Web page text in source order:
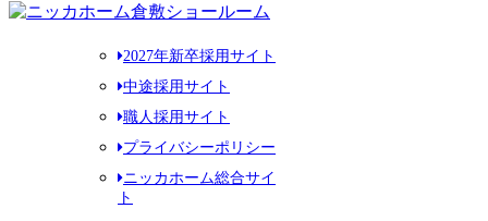
2027年新卒採用サイト
中途採用サイト
職人採用サイト
プライバシーポリシー
ニッカホーム総合サイ
ト